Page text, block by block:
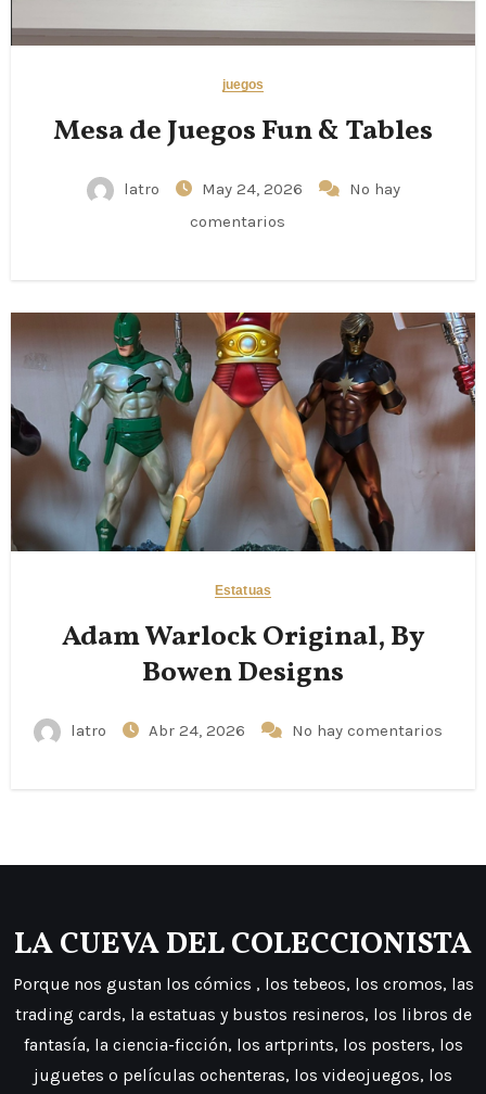
juegos
Mesa de Juegos Fun & Tables
latro May 24, 2026
No hay
comentarios
Estatuas
Adam Warlock Original, By
Bowen Designs
latro Abr 24, 2026 No hay comentarios
LA CUEVA DEL COLECCIONISTA
Porque nos gustan los cómics , los tebeos, los cromos, las
trading cards, la estatuas y bustos resineros, los libros de
fantasía, la ciencia-ficción, los artprints, los posters, los
juguetes o películas ochenteras, los videojuegos, los